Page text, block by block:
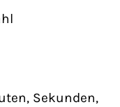
Sekunden,